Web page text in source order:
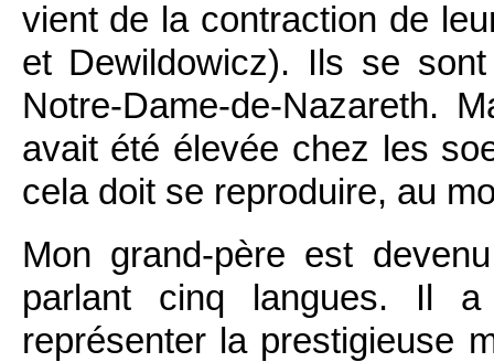
vient de la contraction de
et Dewildowicz). Ils se
Notre-Dame-de-Nazareth.
avait été élevée chez les
cela doit se reproduire, au
Mon grand-père est
parlant cinq langues. Il
représenter la prestigieuse